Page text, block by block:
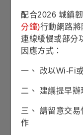
近1年
平均淨值
停止交易
本基金停止
配合2026 城鎮
分鐘)行動網路
連線緩慢或部分
因應方式：
一、 改以Wi-Fi
二、 建議提早辦
三、 請留意交
作